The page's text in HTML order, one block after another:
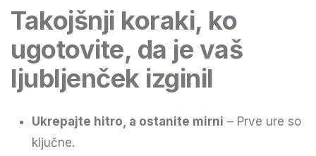
Takojšnji koraki, ko
ugotovite, da je vaš
ljubljenček izginil
Ukrepajte hitro, a ostanite mirni – Prve ure so
ključne.